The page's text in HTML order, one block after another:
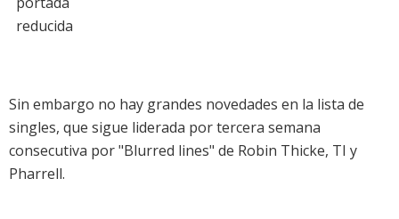
Sin embargo no hay grandes novedades en la lista de
singles, que sigue liderada por tercera semana
consecutiva por "Blurred lines" de Robin Thicke, TI y
Pharrell.